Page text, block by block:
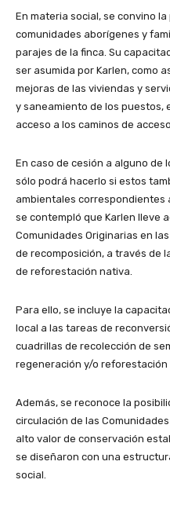
En materia social, se convino
comunidades aborígenes y
parajes de la finca. Su
ser asumida por Karlen, como
mejoras de las viviendas y
y saneamiento de los puestos,
acceso a los caminos de
En caso de cesión a alguno de
sólo podrá hacerlo si estos
ambientales correspondientes
se contempló que Karlen lleve
Comunidades Originarias en
de recomposición, a través de
de reforestación nativa.
Para ello, se incluye la
local a las tareas de
cuadrillas de recolección de
regeneración y/o reforestación
Además, se reconoce la
circulación de las
alto valor de conservación
se diseñaron con una
social.